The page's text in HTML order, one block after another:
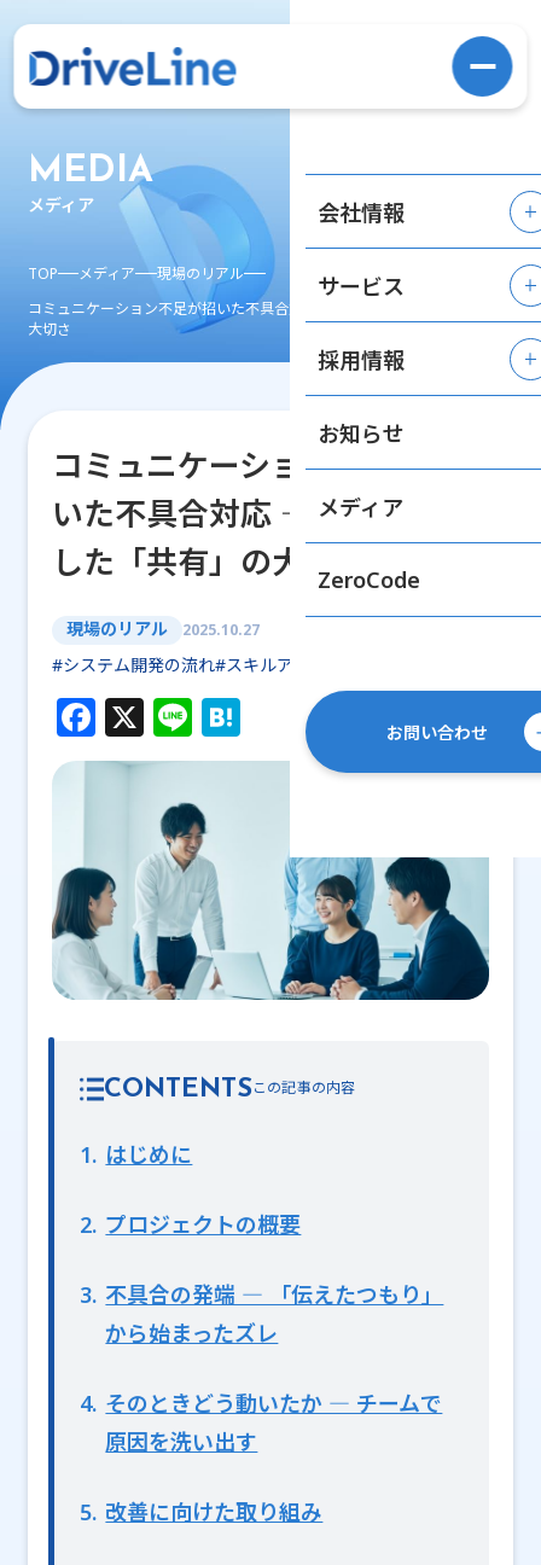
会社情報
サービス
採用情報
お知らせ
メディア
ZeroCode
お問い合わせ
MEDIA
メディア
TOP メディア
現場のリアル
コミュニケーション不足が招いた不具合対応 ― 現場で痛感した「共有」の
大切さ
コミュニケーション不足が招
いた不具合対応 ― 現場で痛感
した「共有」の大切さ
現場のリアル 2025.10.27
#システム開発の流れ#スキルアップ
F
a
b
o
o
k
X Li
n
e
H
at
CONTENTS
1 はじめに
2 プロジェクトの概要
3 不具合の発端 ― 「伝えたつもり」
から始まったズレ
4 そのときどう動いたか ― チームで
原因を洗い出す
5 改善に向けた取り組み